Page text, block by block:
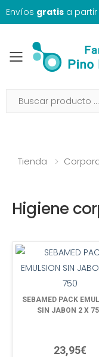
Envíos gratis a
Toggle
Tienda
Higiene
SEBAMED PACK
SIN JABON 2 X
23,95€